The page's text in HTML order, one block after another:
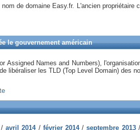
de domaine Easy.fr. L'ancien propriétaire
le gouvernement américain
Assigned Names and Numbers),
libéraliser les TLD (Top Level Domain) des
avril 2014/ février 2014/septembre 2013/